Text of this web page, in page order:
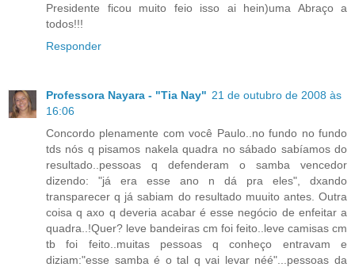
Presidente ficou muito feio isso ai hein)uma Abraço a
todos!!!
Responder
Professora Nayara - "Tia Nay" 21 de outubro de 2008 às
16:06
Concordo plenamente com você Paulo..no fundo no fundo
tds nós q pisamos nakela quadra no sábado sabíamos do
resultado..pessoas q defenderam o samba vencedor
dizendo: "já era esse ano n dá pra eles", dxando
transparecer q já sabiam do resultado muuito antes. Outra
coisa q axo q deveria acabar é esse negócio de enfeitar a
quadra..!Quer? leve bandeiras cm foi feito..leve camisas cm
tb foi feito..muitas pessoas q conheço entravam e
diziam:"esse samba é o tal q vai levar néé"...pessoas da